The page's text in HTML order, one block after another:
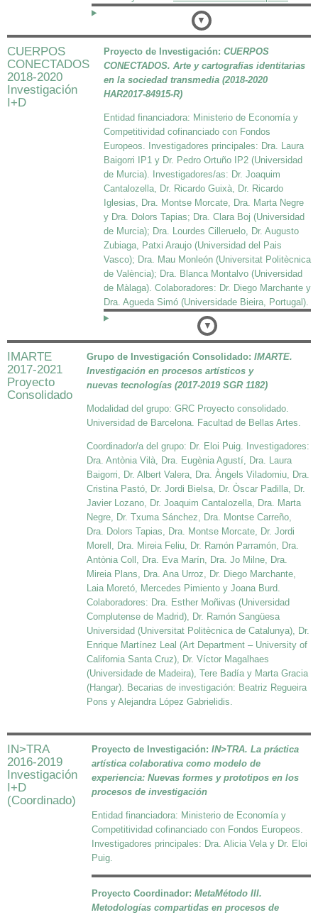
CUERPOS
CONECTADOS
2018-2020
Investigación
I+D
Proyecto de Investigación: CUERPOS
CONECTADOS. Arte y cartografías identitarias
en la sociedad transmedia (2018-2020
HAR2017-84915-R)
Entidad financiadora: Ministerio de Economía y
Competitividad cofinanciado con Fondos
Europeos. Investigadores principales: Dra. Laura
Baigorri IP1 y Dr. Pedro Ortuño IP2 (Universidad
de Murcia). Investigadores/as: Dr. Joaquim
Cantalozella, Dr. Ricardo Guixà, Dr. Ricardo
Iglesias, Dra. Montse Morcate, Dra. Marta Negre
y Dra. Dolors Tapias; Dra. Clara Boj (Universidad
de Murcia); Dra. Lourdes Cilleruelo, Dr. Augusto
Zubiaga, Patxi Araujo (Universidad del Pais
Vasco); Dra. Mau Monleón (Universitat Politècnica
de València); Dra. Blanca Montalvo (Universidad
de Màlaga). Colaboradores: Dr. Diego Marchante y
Dra. Agueda Simó (Universidade Bieira, Portugal).
IMARTE
2017-2021
Proyecto
Consolidado
Grupo de Investigación Consolidado: IMARTE.
Investigación en procesos artísticos y
nuevas tecnologías (2017-2019 SGR 1182)
Modalidad del grupo: GRC Proyecto consolidado.
Universidad de Barcelona. Facultad de Bellas Artes.
Coordinador/a del grupo: Dr. Eloi Puig. Investigadores:
Dra. Antònia Vilà, Dra. Eugènia Agustí, Dra. Laura
Baigorri, Dr. Albert Valera, Dra. Àngels Viladomiu, Dra.
Cristina Pastó, Dr. Jordi Bielsa, Dr. Òscar Padilla, Dr.
Javier Lozano, Dr. Joaquim Cantalozella, Dra. Marta
Negre, Dr. Txuma Sánchez, Dra. Montse Carreño,
Dra. Dolors Tapias, Dra. Montse Morcate, Dr. Jordi
Morell, Dra. Mireia Feliu, Dr. Ramón Parramón, Dra.
Antònia Coll, Dra. Eva Marín, Dra. Jo Milne, Dra.
Mireia Plans, Dra. Ana Urroz, Dr. Diego Marchante,
Laia Moretó, Mercedes Pimiento y Joana Burd.
Colaboradores: Dra. Esther Moñivas (Universidad
Complutense de Madrid), Dr. Ramón Sangüesa
Universidad (Universitat Politècnica de Catalunya), Dr.
Enrique Martínez Leal (Art Department – University of
California Santa Cruz), Dr. Víctor Magalhaes
(Universidade de Madeira), Tere Badía y Marta Gracia
(Hangar). Becarias de investigación: Beatriz Regueira
Pons y Alejandra López Gabrielidis.
IN>TRA
2016-2019
Investigación
I+D
(Coordinado)
Proyecto de Investigación: IN>TRA. La práctica
artística colaborativa como modelo de
experiencia: Nuevas formes y prototipos en los
procesos de investigación
Entidad financiadora: Ministerio de Economía y
Competitividad cofinanciado con Fondos Europeos.
Investigadores principales: Dra. Alicia Vela y Dr. Eloi
Puig.
Proyecto Coordinador: MetaMétodo III.
Metodologías compartidas en procesos de